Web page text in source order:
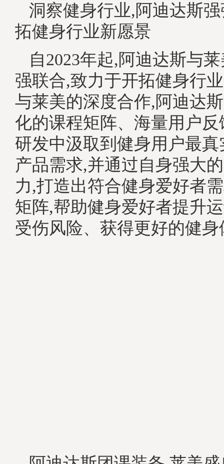
洞察健身行业,阿迪达斯
拓健身行业新愿景
自2023年起,阿迪达斯与
强联合,致力于开拓健身行
与莱美的深度合作,阿迪达
化的课程矩阵、海量用户
研发中汲取到健身用户最
产品需求,并通过自身强大
力,打造出符合健身爱好者
矩阵,帮助健身爱好者提升
受伤风险、获得更好的健身